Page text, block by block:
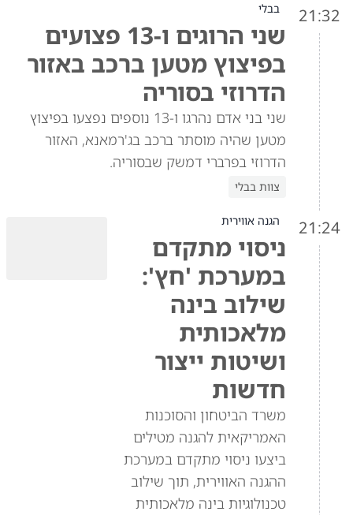
21:32 בבלי
שני הרוגים ו-13 פצועים
בפיצוץ מטען ברכב באזור
הדרוזי בסוריה
שני בני אדם נהרגו ו-13 נוספים נפצעו בפיצוץ
מטען שהיה מוסתר ברכב בג'רמאנא, האזור
הדרוזי בפרברי דמשק שבסוריה.
צוות בבלי
21:24 הגנה אווירית
ניסוי מתקדם
במערכת 'חץ':
שילוב בינה
מלאכותית
ושיטות ייצור
חדשות
משרד הביטחון והסוכנות
האמריקאית להגנה מטילים
ביצעו ניסוי מתקדם במערכת
ההגנה האווירית, תוך שילוב
טכנולוגיות בינה מלאכותית